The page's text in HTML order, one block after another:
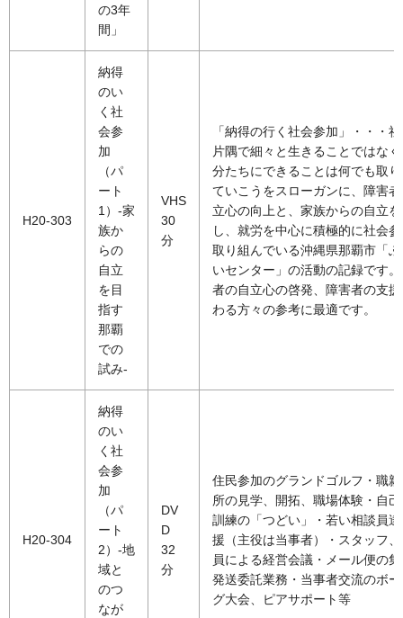
の3年
間」
H20-303
納得
のい
く社
会参
加
（パ
ート
1）-家
族か
らの
自立
を目
指す
那覇
での
試み-
VHS
30
分
「納得の行く社会参加」・・・
片隅で細々と生きることではな
分たちにできることは何でも取
ていこうをスローガンに、障害
立心の向上と、家族からの自立
し、就労を中心に積極的に社会
取り組んでいる沖縄県那覇市「
いセンター」の活動の記録です
者の自立心の啓発、障害者の支
わる方々の参考に最適です。
H20-304
納得
のい
く社
会参
加
（パ
ート
2）-地
域と
のつ
なが
DV
D
32
分
住民参加のグランドゴルフ・職
所の見学、開拓、職場体験・自
訓練の「つどい」・若い相談員
援（主役は当事者）・スタッフ
員による経営会議・メール便の
発送委託業務・当事者交流のボ
グ大会、ピアサポート等